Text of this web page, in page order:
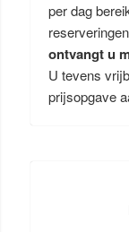
per dag
ontvangt u
U tevens
prijsopgave